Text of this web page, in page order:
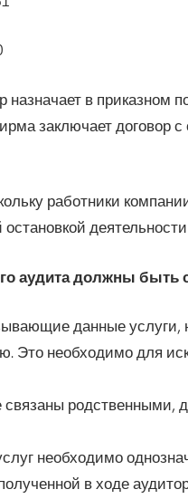
в приказном
заключает договор
работники
остановкой
аудита должны
данные услуги,
Это необходимо для
связаны
необходимо
в ходе